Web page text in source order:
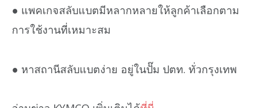
● แพคเกจสลับแบตมีหลากหลายให้ลูกค้าเลือกตาม
การใช้งานที่เหมาะสม
● หาสถานีสลับแบตง่าย อยู่ในปั๊ม ปตท. ทั่วกรุงเทพ